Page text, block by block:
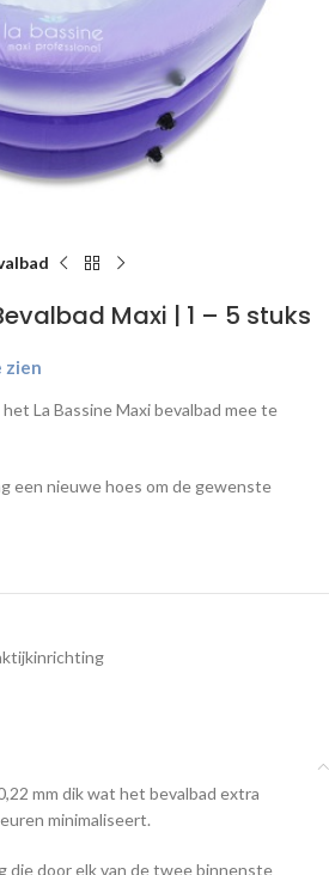
Maxi | 1 – 5 stuks
zien
La Bassine Maxi bevalbad mee te
een nieuwe hoes om de gewenste
mm dik wat het bevalbad extra
minimaliseert.
die door elk van de twee binnenste